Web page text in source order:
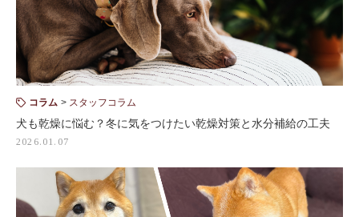
コラム スタッフコラム
犬も乾燥に悩む？冬に気をつけたい乾燥対策と水分補給の工夫
2026.01.07